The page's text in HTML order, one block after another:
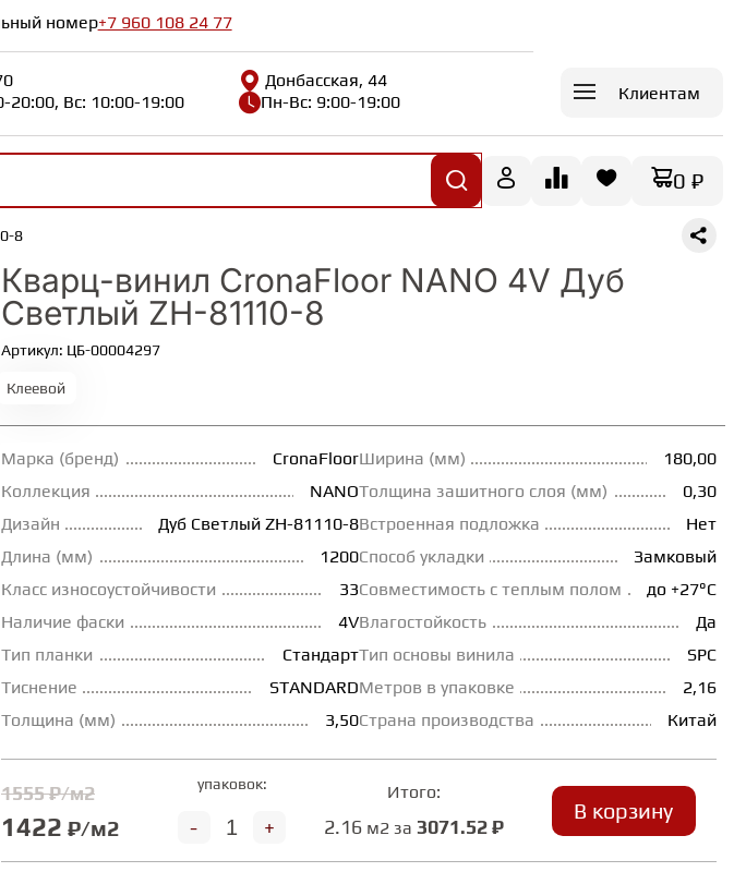
номер+7 960 108 24 77
20:00, Вс: 10:00-19:00
Донбасская, 44
Пн-Вс: 9:00-19:00
Клиентам
0 ₽
8
Кварц-винил CronaFloor NANO 4V Дуб
Светлый ZH-81110-8
Артикул: ЦБ-00004297
Клеевой
Марка (бренд)
CronaFloor
Коллекция
NANO
Дизайн
Дуб Светлый ZH-81110-8
Длина (мм)
1200
Класс износоустойчивости
33
Наличие фаски
4V
Тип планки
Стандарт
Тиснение
STANDARD
Толщина (мм)
3,50
Ширина (мм)
180,00
Толщина зашитного слоя (мм)
0,30
Встроенная подложка
Нет
Способ укладки
Замковый
Совместимость с теплым полом
до +27°С
Влагостойкость
Да
Тип основы винила
SPC
Метров в упаковке
2,16
Страна производства
Китай
1555 ₽/м2
1422 ₽/м2
упаковок:
+
-
Итого:
2.16 м2 за3071.52 ₽
В корзину